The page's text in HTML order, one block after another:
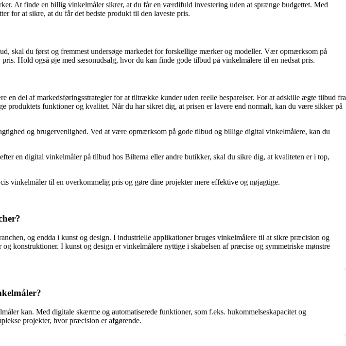
At finde en billig vinkelmåler sikrer, at du får en værdifuld investering uden at sprænge budgettet. Med
for at sikre, at du får det bedste produkt til den laveste pris.
skal du først og fremmest undersøge markedet for forskellige mærker og modeller. Vær opmærksom på
Hold også øje med sæsonudsalg, hvor du kan finde gode tilbud på vinkelmålere til en nedsat pris.
del af markedsføringsstrategier for at tiltrække kunder uden reelle besparelser. For at adskille ægte tilbud fra
produktets funktioner og kvalitet. Når du har sikret dig, at prisen er lavere end normalt, kan du være sikker på
og brugervenlighed. Ved at være opmærksom på gode tilbud og billige digital vinkelmålere, kan du
en digital vinkelmåler på tilbud hos Biltema eller andre butikker, skal du sikre dig, at kvaliteten er i top,
vinkelmåler til en overkommelig pris og gøre dine projekter mere effektive og nøjagtige.
og endda i kunst og design. I industrielle applikationer bruges vinkelmålere til at sikre præcision og
konstruktioner. I kunst og design er vinkelmålere nyttige i skabelsen af præcise og symmetriske mønstre
kan. Med digitale skærme og automatiserede funktioner, som f.eks. hukommelseskapacitet og
projekter, hvor præcision er afgørende.